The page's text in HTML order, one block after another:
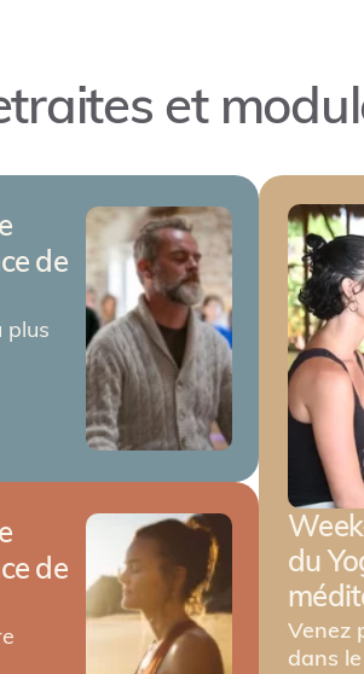
et
de
plus
de
du
Venez
dans